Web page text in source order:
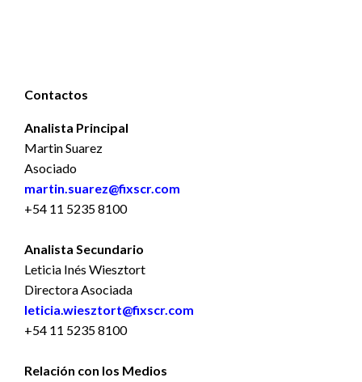
Contactos
Analista Principal
Martin Suarez
Asociado
martin.suarez@fixscr.com
+54 11 5235 8100
Analista Secundario
Leticia Inés Wiesztort
Directora Asociada
leticia.wiesztort@fixscr.com
+54 11 5235 8100
Relación con los Medios